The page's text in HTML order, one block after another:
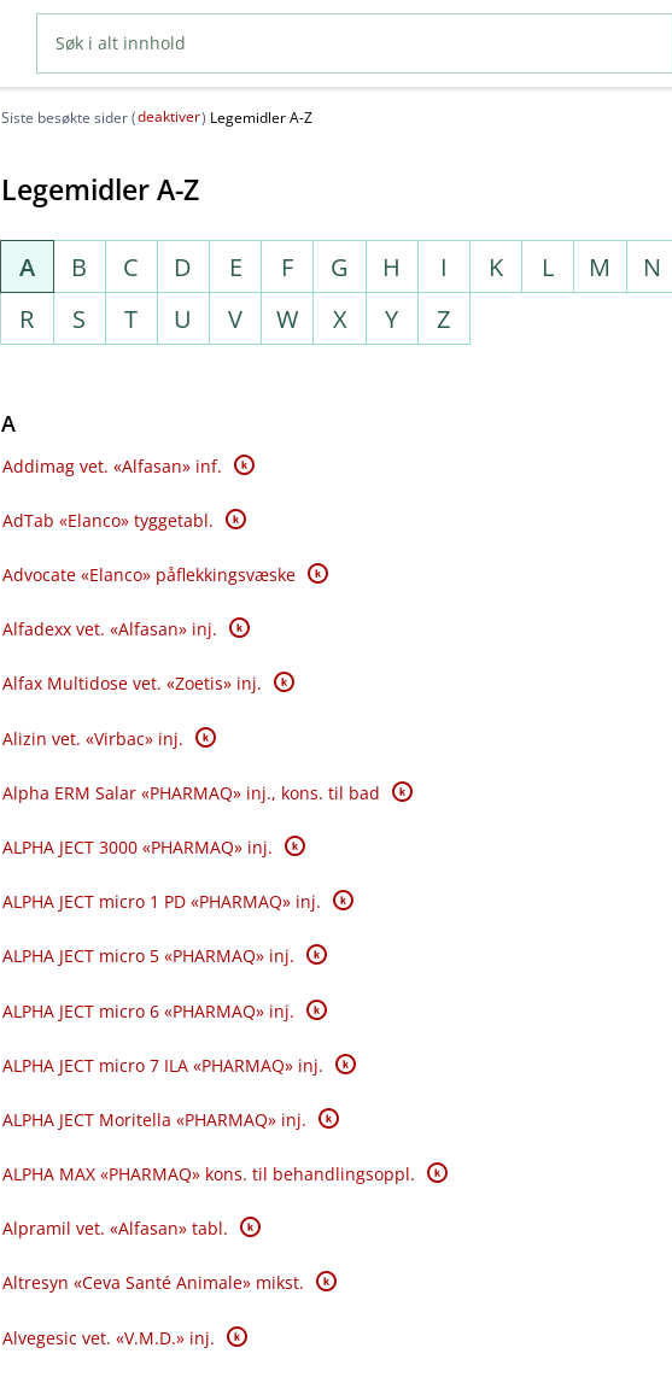
Siste besøkte sider (deaktiver) Legemidler A-Z
Legemidler A-Z
A B C D E F G H I K L M N
R
S T U V W X Y Z
A
Addimag vet. «Alfasan» inf. K
AdTab «Elanco» tyggetabl. K
Advocate «Elanco» påflekkingsvæske K
Alfadexx vet. «Alfasan» inj. K
Alfax Multidose vet. «Zoetis» inj. K
Alizin vet. «Virbac» inj. K
Alpha ERM Salar «PHARMAQ» inj., kons. til bad K
ALPHA JECT 3000 «PHARMAQ» inj. K
ALPHA JECT micro 1 PD «PHARMAQ» inj. K
ALPHA JECT micro 5 «PHARMAQ» inj. K
ALPHA JECT micro 6 «PHARMAQ» inj. K
ALPHA JECT micro 7 ILA «PHARMAQ» inj. K
ALPHA JECT Moritella «PHARMAQ» inj. K
ALPHA MAX «PHARMAQ» kons. til behandlingsoppl. K
Alpramil vet. «Alfasan» tabl. K
Altresyn «Ceva Santé Animale» mikst. K
Alvegesic vet. «V.M.D.» inj. K